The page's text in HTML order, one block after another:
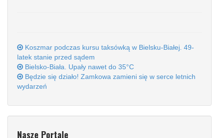
Koszmar podczas kursu taksówką w Bielsku-Białej. 49-
latek stanie przed sądem
Bielsko-Biała. Upały nawet do 35°C
Będzie się działo! Zamkowa zamieni się w serce letnich
wydarzeń
Nasze Portale